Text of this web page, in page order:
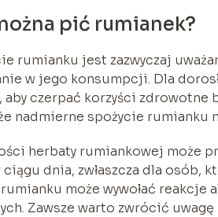
pić rumianek?
rumianku jest zazwyczaj
w jego konsumpcji. Dla
aby czerpać korzyści
nadmierne spożycie rumianku
herbaty rumiankowej może
dnia, zwłaszcza dla osób,
może wywołać reakcje
Zawsze warto zwrócić